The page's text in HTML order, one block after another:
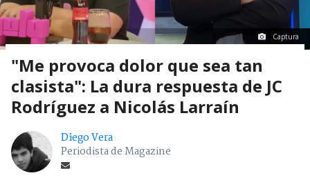
Captura
"Me provoca dolor que sea tan
clasista": La dura respuesta de JC
Rodríguez a Nicolás Larraín
Diego Vera
Periodista de Magazine